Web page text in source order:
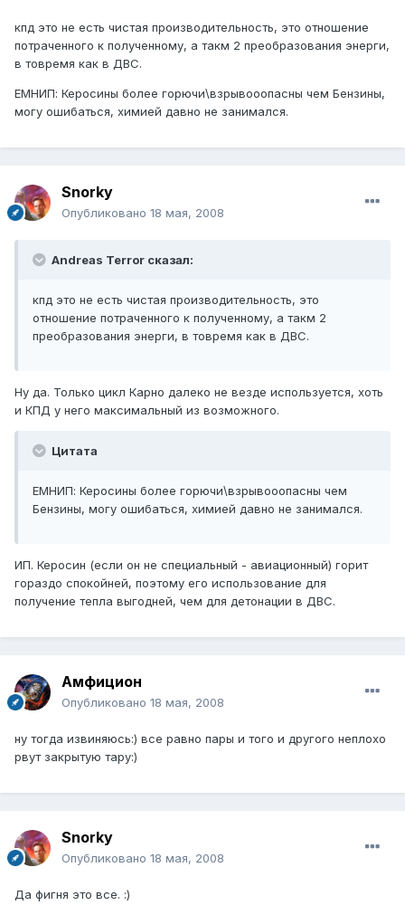
кпд это не есть чистая производительность, это отношение
потраченного к полученному, а такм 2 преобразования энерги,
в товремя как в ДВС.
ЕМНИП: Керосины более горючи\взрывооопасны чем Бензины,
могу ошибаться, химией давно не занимался.
Snorky
Опубликовано 18 мая, 2008
Andreas Terror сказал:
кпд это не есть чистая производительность, это
отношение потраченного к полученному, а такм 2
преобразования энерги, в товремя как в ДВС.
Ну да. Только цикл Карно далеко не везде используется, хоть
и КПД у него максимальный из возможного.
Цитата
ЕМНИП: Керосины более горючи\взрывооопасны чем
Бензины, могу ошибаться, химией давно не занимался.
ИП. Керосин (если он не специальный - авиационный) горит
гораздо спокойней, поэтому его использование для
получение тепла выгодней, чем для детонации в ДВС.
Амфицион
Опубликовано 18 мая, 2008
ну тогда извиняюсь:) все равно пары и того и другого неплохо
рвут закрытую тару:)
Snorky
Опубликовано 18 мая, 2008
Да фигня это все. :)